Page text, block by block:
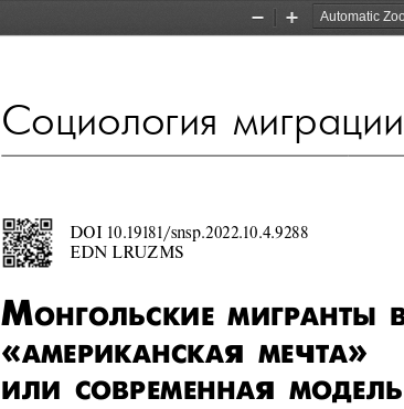
Zoom
Zoom
Социология миграции
DOI 10.19181/snsp.2022.10.4.9288
EDN LRUZMS
м онгольСкие мигранты в
«американСкая мечта»
или Современная модель